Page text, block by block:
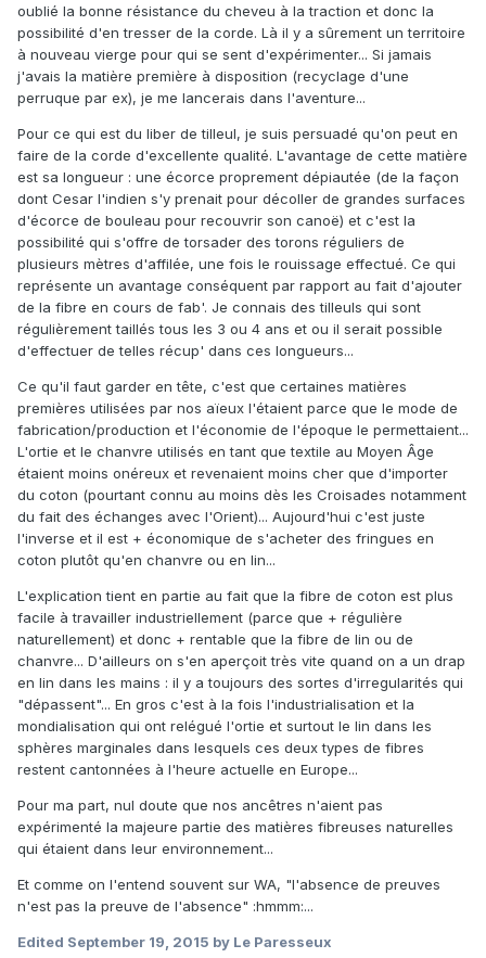
oublié la bonne résistance du cheveu à la traction et donc la
possibilité d'en tresser de la corde. Là il y a sûrement un territoire
à nouveau vierge pour qui se sent d'expérimenter... Si jamais
j'avais la matière première à disposition (recyclage d'une
perruque par ex), je me lancerais dans l'aventure...
Pour ce qui est du liber de tilleul, je suis persuadé qu'on peut en
faire de la corde d'excellente qualité. L'avantage de cette matière
est sa longueur : une écorce proprement dépiautée (de la façon
dont Cesar l'indien s'y prenait pour décoller de grandes surfaces
d'écorce de bouleau pour recouvrir son canoë) et c'est la
possibilité qui s'offre de torsader des torons réguliers de
plusieurs mètres d'affilée, une fois le rouissage effectué. Ce qui
représente un avantage conséquent par rapport au fait d'ajouter
de la fibre en cours de fab'. Je connais des tilleuls qui sont
régulièrement taillés tous les 3 ou 4 ans et ou il serait possible
d'effectuer de telles récup' dans ces longueurs...
Ce qu'il faut garder en tête, c'est que certaines matières
premières utilisées par nos aïeux l'étaient parce que le mode de
fabrication/production et l'économie de l'époque le permettaient...
L'ortie et le chanvre utilisés en tant que textile au Moyen Âge
étaient moins onéreux et revenaient moins cher que d'importer
du coton (pourtant connu au moins dès les Croisades notamment
du fait des échanges avec l'Orient)... Aujourd'hui c'est juste
l'inverse et il est + économique de s'acheter des fringues en
coton plutôt qu'en chanvre ou en lin...
L'explication tient en partie au fait que la fibre de coton est plus
facile à travailler industriellement (parce que + régulière
naturellement) et donc + rentable que la fibre de lin ou de
chanvre... D'ailleurs on s'en aperçoit très vite quand on a un drap
en lin dans les mains : il y a toujours des sortes d'irregularités qui
"dépassent"... En gros c'est à la fois l'industrialisation et la
mondialisation qui ont relégué l'ortie et surtout le lin dans les
sphères marginales dans lesquels ces deux types de fibres
restent cantonnées à l'heure actuelle en Europe...
Pour ma part, nul doute que nos ancêtres n'aient pas
expérimenté la majeure partie des matières fibreuses naturelles
qui étaient dans leur environnement...
Et comme on l'entend souvent sur WA, "l'absence de preuves
n'est pas la preuve de l'absence" :hmmm:...
Edited September 19, 2015 by Le Paresseux